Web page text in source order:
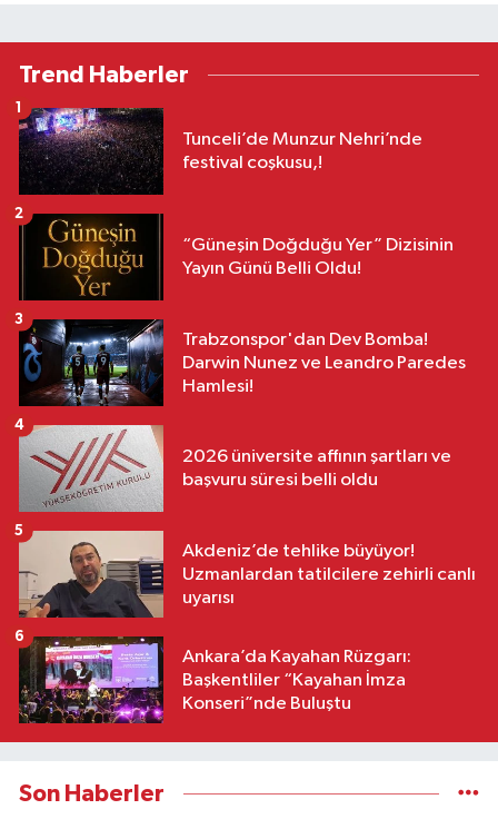
Trend Haberler
Tunceli’de Munzur Nehri’nde
festival coşkusu,!
1
“Güneşin Doğduğu Yer” Dizisinin
Yayın Günü Belli Oldu!
2
Trabzonspor'dan Dev Bomba!
Darwin Nunez ve Leandro Paredes
Hamlesi!
3
2026 üniversite affının şartları ve
başvuru süresi belli oldu
4
Akdeniz’de tehlike büyüyor!
Uzmanlardan tatilcilere zehirli canlı
uyarısı
5
Ankara’da Kayahan Rüzgarı:
Başkentliler “Kayahan İmza
Konseri”nde Buluştu
6
Son Haberler